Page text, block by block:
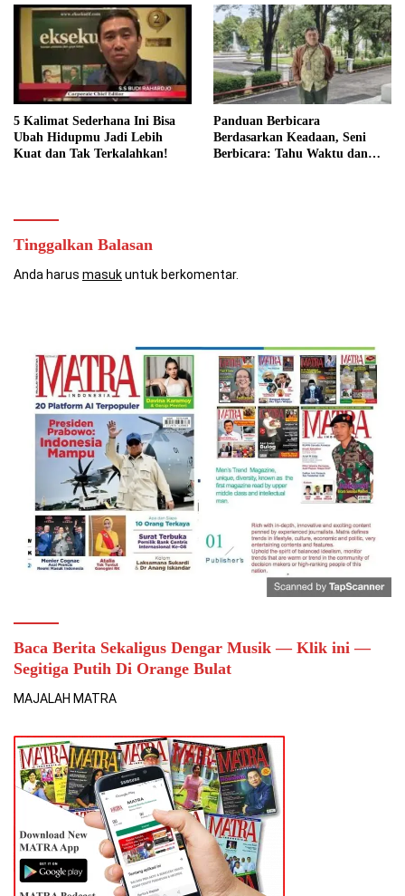
5 Kalimat Sederhana Ini Bisa
Ubah Hidupmu Jadi Lebih
Kuat dan Tak Terkalahkan!
Panduan Berbicara
Berdasarkan Keadaan, Seni
Berbicara: Tahu Waktu dan
Tinggalkan Balasan
Anda harus masukuntuk berkomentar.
Baca Berita Sekaligus Dengar Musik — Klik ini —
Segitiga Putih Di Orange Bulat
MAJALAH MATRA